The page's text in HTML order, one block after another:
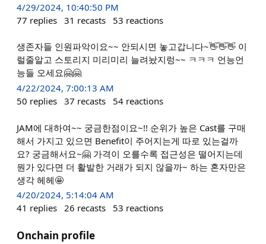
4/29/2024, 10:40:50 PM
77 replies 31 recasts 53 reactions
생존자들 인원파악이요~~ 안되시면 놓고갑니다~👋👋👋 이
럴줄알고 스토리지 미리미리 늘려놨지렁~~ ㅋㅋㅋ 언능언
능들 오세요🤗🤗
4/22/2024, 7:00:13 AM
50 replies 37 recasts 54 reactions
JAM에 대하여~~ 궁금한점이요~!! 순위가 높은 Cast를 구매
해서 가지고 있으면 Benefit이 주어지는게 따로 있는걸까
요? 궁금해서요~🤗 가격이 오를수록 접근성은 떨어지는데
뭔가 있다면 더 활발한 거래가 되지 않을까~ 하는 혼자만은
생각 헤헤🤩
4/20/2024, 5:14:04 AM
41 replies 26 recasts 53 reactions
Onchain profile